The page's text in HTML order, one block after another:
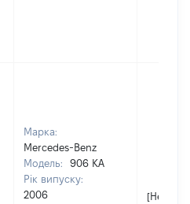
Марка:
Mercedes-Benz
Модель:
906 KA
Рік випуску:
2006
[Не